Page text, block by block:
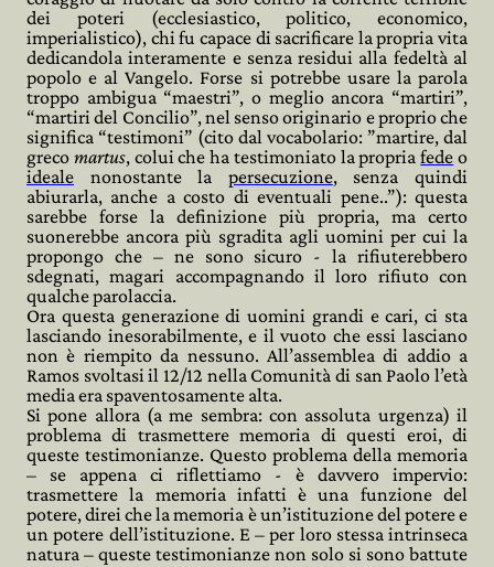
dei poteri (ecclesiastico, politico, economico,
imperialistico), chi fu capace di sacrificare la propria vita
dedicandola interamente e senza residui alla fedeltà al
popolo e al Vangelo. Forse si potrebbe usare la parola
troppo ambigua “maestri”, o meglio ancora “martiri”,
“martiri del Concilio”, nel senso originario e proprio che
significa “testimoni” (cito dal vocabolario: ”martire, dal
greco martus, colui che ha testimoniato la propriafede o
ideale nonostante la persecuzione,senza quindi
abiurarla, anche a costo di eventuali pene..”): questa
sarebbe forse la definizione più propria, ma certo
suonerebbe ancora più sgradita agli uomini per cui la
propongo che – ne sono sicuro - la rifiuterebbero
sdegnati, magari accompagnando il loro rifiuto con
qualche parolaccia.
Ora questa generazione di uomini grandi e cari, ci sta
lasciando inesorabilmente, e il vuoto che essi lasciano
non è riempito da nessuno. All’assemblea di addio a
Ramos svoltasi il 12/12 nella Comunità di san Paolo l’età
media era spaventosamente alta.
Si pone allora (a me sembra: con assoluta urgenza) il
problema di trasmettere memoria di questi eroi, di
queste testimonianze. Questo problema della memoria
– se appena ci riflettiamo - è davvero impervio:
trasmettere la memoria infatti è una funzione del
potere, direi che la memoria è un’istituzione del potere e
un potere dell’istituzione. E – per loro stessa intrinseca
natura – queste testimonianze non solo si sono battute